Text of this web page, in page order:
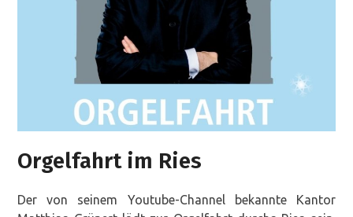
Orgelfahrt im Ries
Der von seinem Youtube-Channel bekannte Kantor